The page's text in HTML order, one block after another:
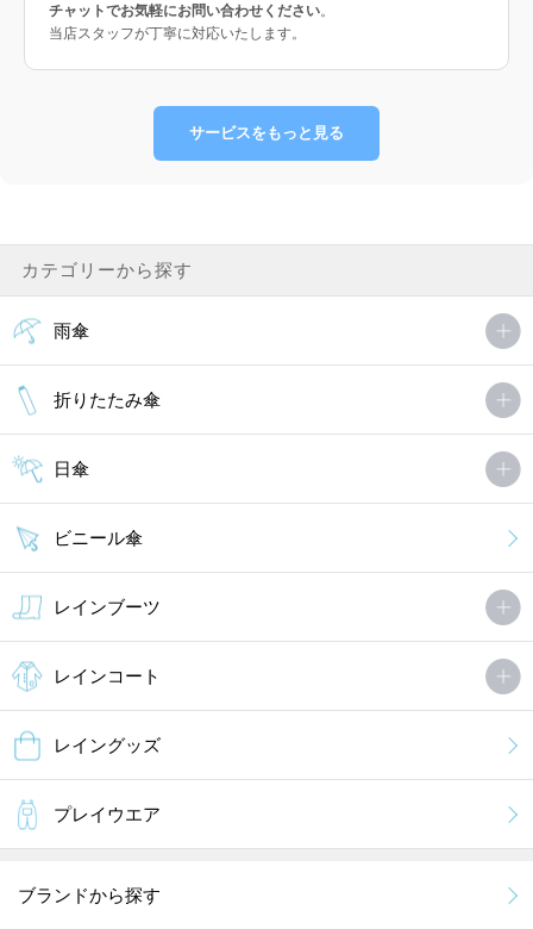
チャットでお気軽にお問い合わせください。
当店スタッフが丁寧に対応いたします。
サービスをもっと見る
カテゴリーから探す
雨傘
折りたたみ傘
日傘
ビニール傘
レインブーツ
レインコート
レイングッズ
プレイウエア
ブランドから探す